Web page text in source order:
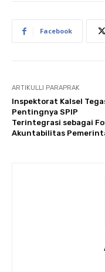
Facebook
ARTIKULLI PARAPRAK
Inspektorat Kalsel
Pentingnya SPIP
Terintegrasi sebagai
Akuntabilitas